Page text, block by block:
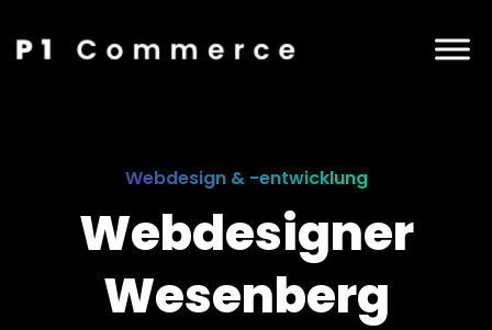
Webdesign & -entwicklung
Webdesigner
Wesenberg